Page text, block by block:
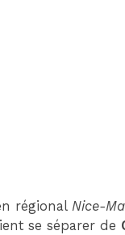
régional Nice-
se séparer de